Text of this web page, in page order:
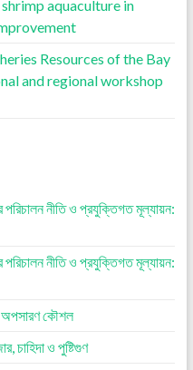
aquaculture in
Resources of the Bay
and regional workshop
নীতি ও প্রযুক্তিগত মূল্যায়ন:
নীতি ও প্রযুক্তিগত মূল্যায়ন:
কৌশল
চাহিদা ও পুষ্টিগুণ